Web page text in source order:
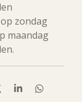
zondag
maandag
S
D